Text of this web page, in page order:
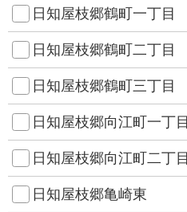
日知屋枝郷鶴町一丁目
日知屋枝郷鶴町二丁目
日知屋枝郷鶴町三丁目
日知屋枝郷向江町一丁目
日知屋枝郷向江町二丁目
日知屋枝郷亀崎東